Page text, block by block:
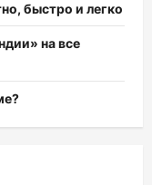
быстро и легко
на все